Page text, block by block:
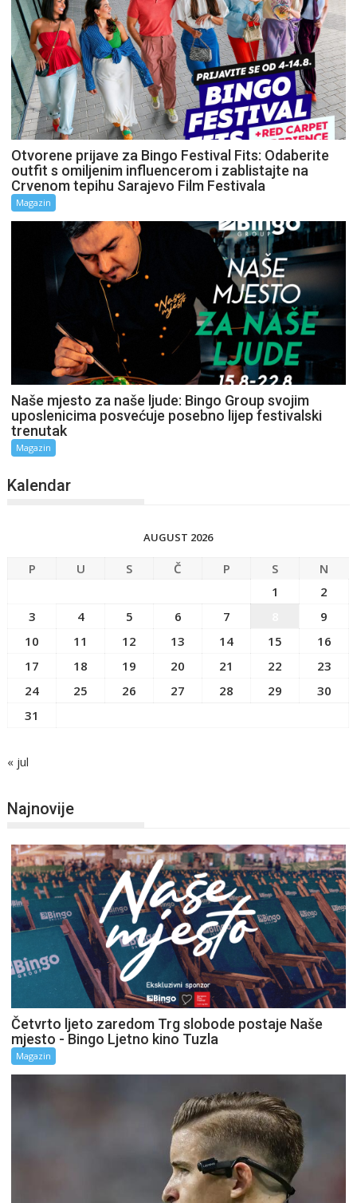
Otvorene prijave za Bingo Festival Fits: Odaberite
outfit s omiljenim influencerom i zablistajte na
Crvenom tepihu Sarajevo Film Festivala
Magazin
Naše mjesto za naše ljude: Bingo Group svojim
uposlenicima posvećuje posebno lijep festivalski
trenutak
Magazin
Kalendar
AUGUST 2026
P U S Č P S
N
1
2
3
4 5 6 7
9
10
11 12 13 14 15
16
17
18 19 20 21 22
23
24
25 26 27 28 29
30
31
« jul
Najnovije
Četvrto ljeto zaredom Trg slobode postaje Naše
mjesto - Bingo Ljetno kino Tuzla
Magazin